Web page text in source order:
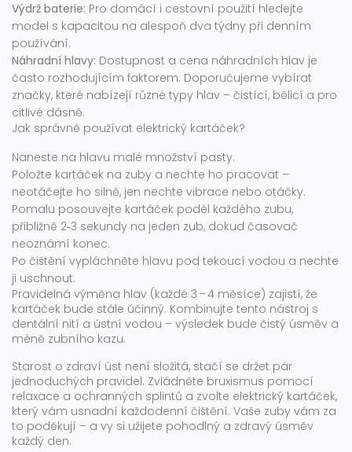
Výdrž baterie: Pro domácí i cestovní použití hledejte
model s kapacitou na alespoň dva týdny při denním
používání.
Náhradní hlavy: Dostupnost a cena náhradních hlav je
často rozhodujícím faktorem. Doporučujeme vybírat
značky, které nabízejí různé typy hlav – čistící, bělicí a pro
citlivé dásně.
Jak správně používat elektrický kartáček?
Naneste na hlavu malé množství pasty.
Položte kartáček na zuby a nechte ho pracovat –
neotáčejte ho silně, jen nechte vibrace nebo otáčky.
Pomalu posouvejte kartáček podél každého zubu,
přibližně 2‑3 sekundy na jeden zub, dokud časovač
neoznámí konec.
Po čištění vypláchněte hlavu pod tekoucí vodou a nechte
ji uschnout.
Pravidelná výměna hlav (každé 3 – 4 měsíce) zajistí, že
kartáček bude stále účinný. Kombinujte tento nástroj s
dentální nití a ústní vodou – výsledek bude čistý úsměv a
méně zubního kazu.
Starost o zdraví úst není složitá, stačí se držet pár
jednoduchých pravidel. Zvládněte bruxismus pomocí
relaxace a ochranných splintů a zvolte elektrický kartáček,
který vám usnadní každodenní čištění. Vaše zuby vám za
to poděkují – a vy si užijete pohodlný a zdravý úsměv
každý den.